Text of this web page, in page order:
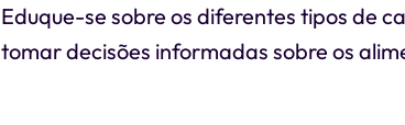
Eduque-se sobre os diferentes tipos de
tomar decisões informadas sobre os